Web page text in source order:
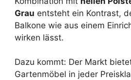
Grau entsteht ein Kontrast,
Balkone wie aus einem
wirken lässt.
Dazu kommt: Der Markt
Gartenmöbel in jeder